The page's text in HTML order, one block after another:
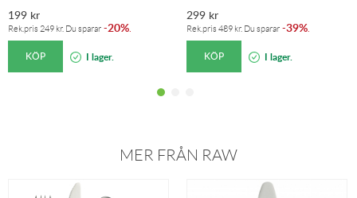
199 kr
Rek.pris 249 kr. Du sparar -20%
KÖP I lager.
299 kr
Rek.pris 489 kr. Du sparar -39%
KÖP I lager.
MER FRÅN RAW